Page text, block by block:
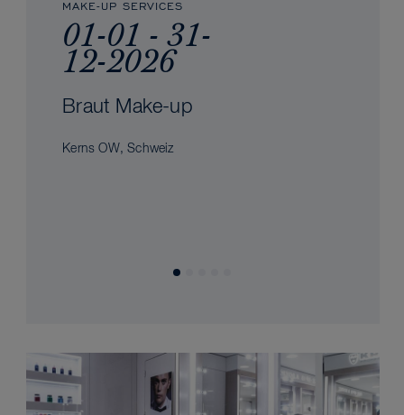
MAKE-UP SERVICES
01-01 - 31-
12-2026
Braut Make-up
Kerns OW, Schweiz